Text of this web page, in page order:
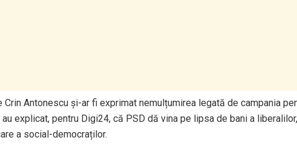
Antonescu și-ar fi exprimat nemulțumirea legată de campania
explicat, pentru Digi24, că PSD dă vina pe lipsa de bani a
a social-democraților.